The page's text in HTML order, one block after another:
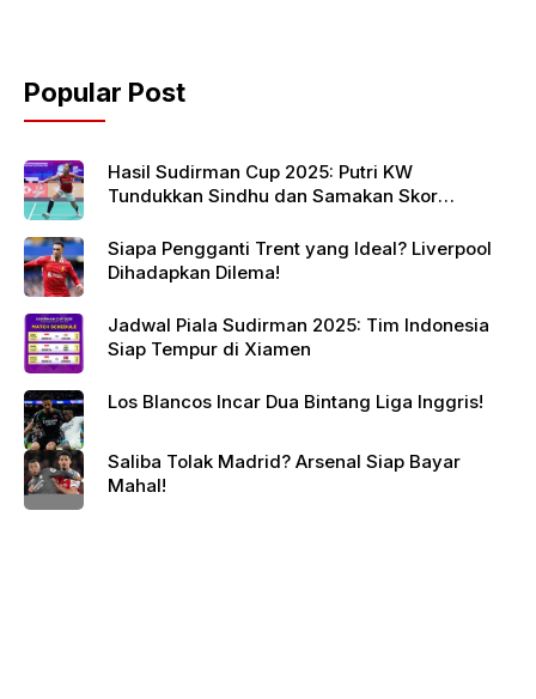
Popular Post
Hasil Sudirman Cup 2025: Putri KW
Tundukkan Sindhu dan Samakan Skor
Siapa Pengganti Trent yang Ideal? Liverpool
Dihadapkan Dilema!
Jadwal Piala Sudirman 2025: Tim Indonesia
Siap Tempur di Xiamen
Los Blancos Incar Dua Bintang Liga Inggris!
Saliba Tolak Madrid? Arsenal Siap Bayar
Mahal!